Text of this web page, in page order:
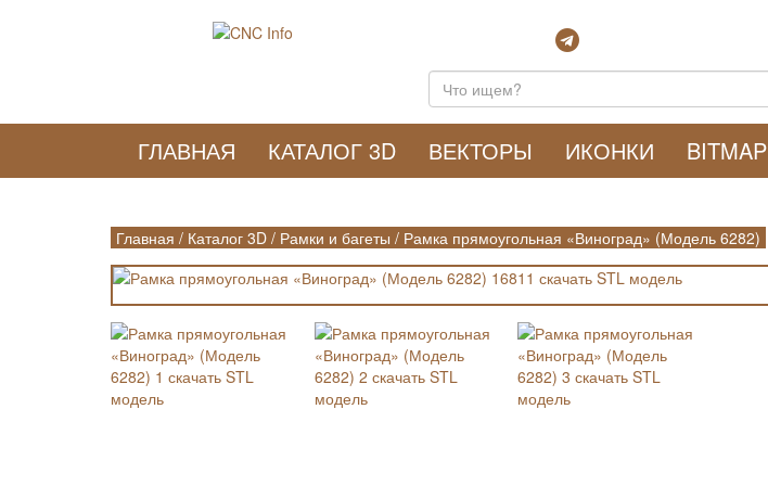
ГЛАВНАЯ КАТАЛОГ 3D ВЕКТОРЫ ИКОНКИ BITMAP
Главная / Каталог 3D / Рамки и багеты / Рамка прямоугольная «Виноград» (Модель 6282)